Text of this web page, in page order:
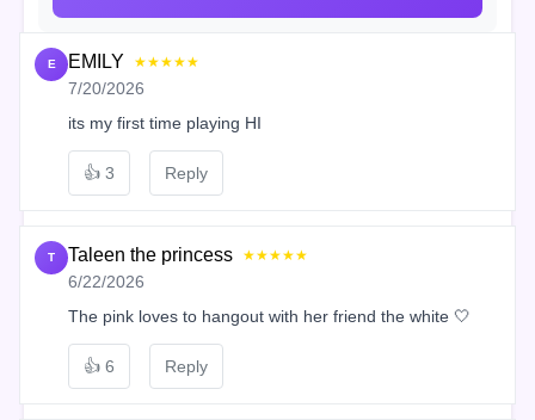
E EMILY ★★★★★
7/20/2026
its my first time playing HI
👍 3 Reply
T Taleen the princess ★★★★★
6/22/2026
The pink loves to hangout with her friend the white 🤍
👍 6 Reply